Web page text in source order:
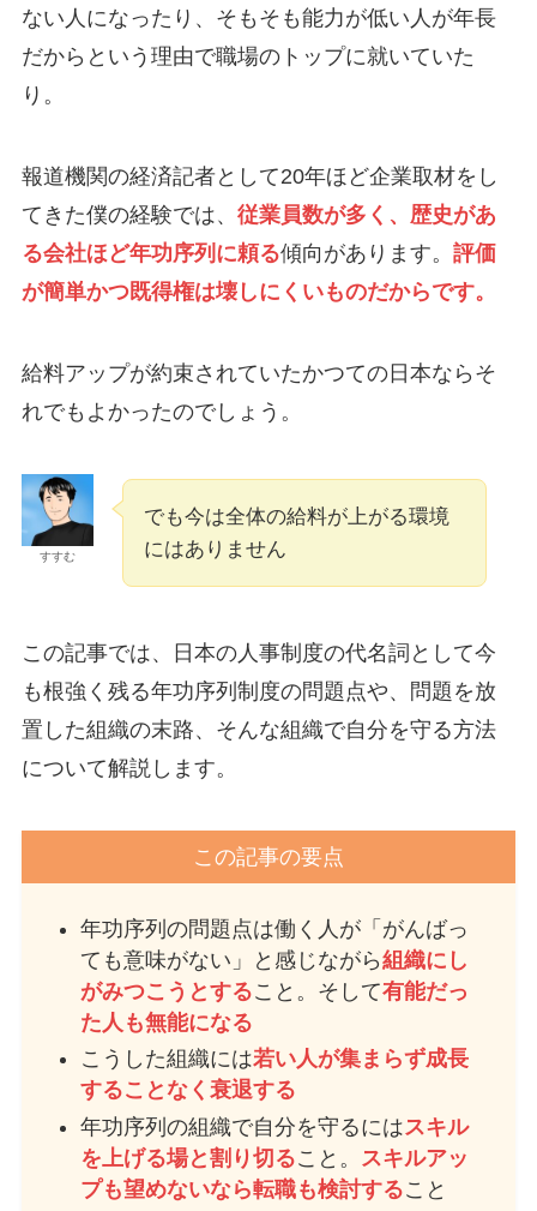
ない人になったり、そもそも能力が低い人が年長
だからという理由で職場のトップに就いていた
り。
報道機関の経済記者として20年ほど企業取材をし
てきた僕の経験では、 従業員数が多く、歴史があ
る会社ほど年功序列に頼る傾向があります。 評価
が簡単かつ既得権は壊しにくいものだからです。
給料アップが約束されていたかつての日本ならそ
れでもよかったのでしょう。
すすむ
でも今は全体の給料が上がる環境
にはありません
この記事では、日本の人事制度の代名詞として今
も根強く残る年功序列制度の問題点や、問題を放
置した組織の末路、そんな組織で自分を守る方法
について解説します。
この記事の要点
年功序列の問題点は働く人が「がんばっ
ても意味がない」と感じながら組織にし
がみつこうとすること。そして有能だっ
た人も無能になる
こうした組織には若い人が集まらず成長
することなく衰退する
年功序列の組織で自分を守るにはスキル
を上げる場と割り切ること。 スキルアッ
プも望めないなら転職も検討すること